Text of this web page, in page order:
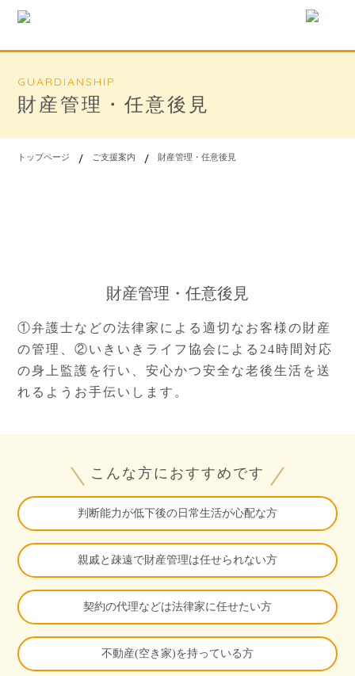
GUARDIANSHIP
財産管理・任意後見
トップページ ご支援案内 財産管理・任意後見
財産管理・任意後見
①弁護士などの法律家による適切なお客様の財産
の管理、②いきいきライフ協会による24時間対応
の身上監護を行い、安心かつ安全な老後生活を送
れるようお手伝いします。
こんな方におすすめです
判断能力が低下後の日常生活が心配な方
親戚と疎遠で財産管理は任せられない方
契約の代理などは法律家に任せたい方
不動産(空き家)を持っている方